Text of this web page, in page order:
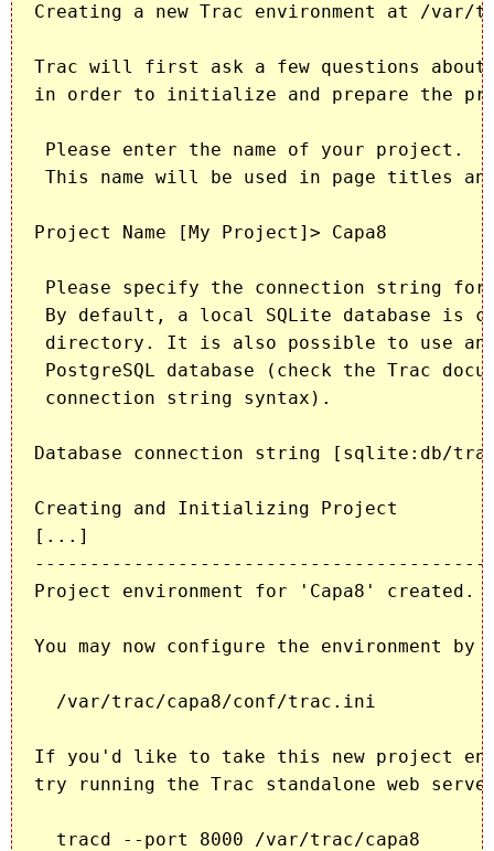
Creating a new Trac environment at /var/
Trac will first ask a few questions about
in order to initialize and prepare the
Please enter the name of your project.
This name will be used in page titles
Project Name [My Project]> Capa8
Please specify the connection string for
By default, a local SQLite database is
directory. It is also possible to use an
PostgreSQL database (check the Trac
connection string syntax).
Database connection string [sqlite:db/
Creating and Initializing Project
[...]
Project environment for 'Capa8' created.
You may now configure the environment
  /var/trac/capa8/conf/trac.ini
If you'd like to take this new project
try running the Trac standalone web
  tracd --port 8000 /var/trac/capa8